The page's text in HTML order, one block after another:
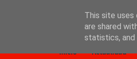
Política de
Inicio Actualidad
This site uses
are shared
statistics, and